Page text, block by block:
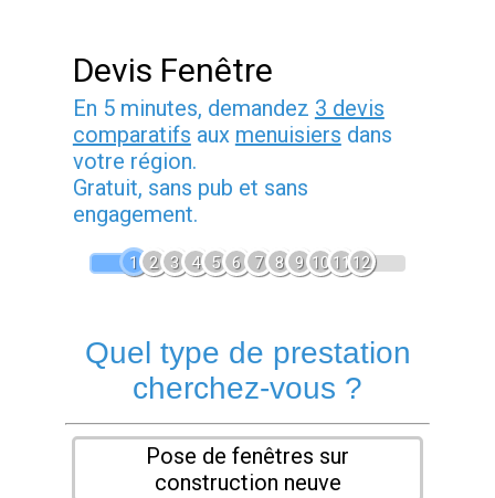
Devis Fenêtre
En 5 minutes, demandez 3 devis
comparatifs aux menuisiers dans
votre région.
Gratuit, sans pub et sans
engagement.
1 2 3 4 5 6 7 8 9 1011 12
Quel type de prestation
cherchez-vous ?
Pose de fenêtres sur
construction neuve